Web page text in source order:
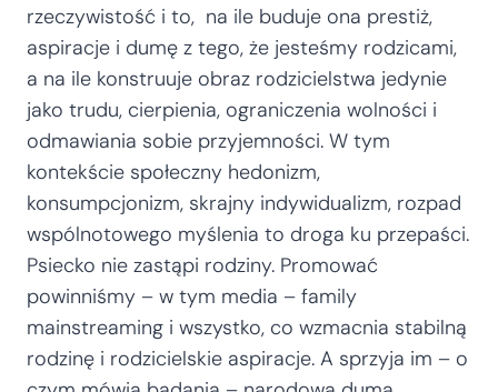
rzeczywistość i to, na ile buduje ona prestiż,
aspiracje i dumę z tego, że jesteśmy rodzicami,
a na ile konstruuje obraz rodzicielstwa jedynie
jako trudu, cierpienia, ograniczenia wolności i
odmawiania sobie przyjemności. W tym
kontekście społeczny hedonizm,
konsumpcjonizm, skrajny indywidualizm, rozpad
wspólnotowego myślenia to droga ku przepaści.
Psiecko nie zastąpi rodziny. Promować
powinniśmy – w tym media – family
mainstreaming i wszystko, co wzmacnia stabilną
rodzinę i rodzicielskie aspiracje. A sprzyja im – o